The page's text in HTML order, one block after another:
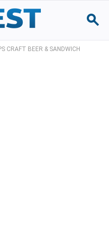
CRAFT BEER & SANDWICH